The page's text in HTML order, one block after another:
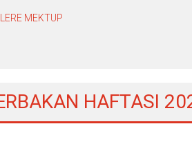
MEKTUP
HAFTASI